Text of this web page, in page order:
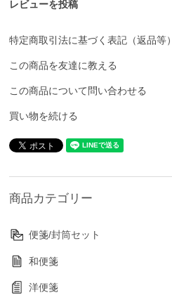
レビューを投稿
特定商取引法に基づく表記（返品等）
この商品を友達に教える
この商品について問い合わせる
買い物を続ける
商品カテゴリー
便箋/封筒セット
和便箋
洋便箋